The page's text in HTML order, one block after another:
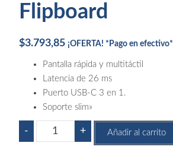
Flipboard
$3.793,85 ¡OFERTA! *Pago en efectivo*
Pantalla rápida y multitáctil
Latencia de 26 ms
Puerto USB-C 3 en 1.
Soporte slim»
-
Monitor
Samsung
+ Añadir al carrito